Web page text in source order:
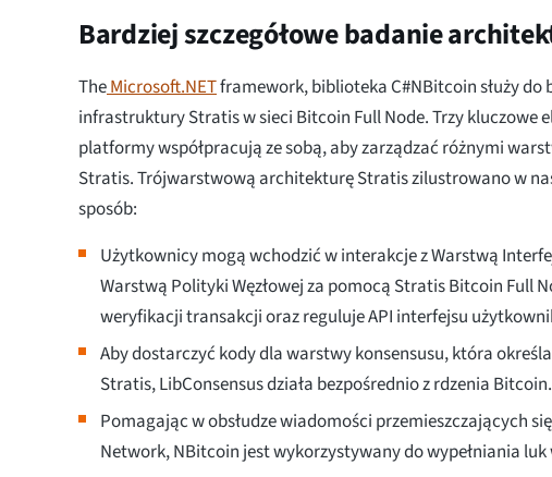
Bardziej szczegółowe badanie
TheMicrosoft.NETframework, biblioteka C#NBitcoin służy do
infrastruktury Stratis w sieci Bitcoin Full Node. Trzy kluczowe
platformy współpracują ze sobą, aby zarządzać różnymi
Stratis. Trójwarstwową architekturę Stratis zilustrowano w
sposób:
Użytkownicy mogą wchodzić w interakcje z Warstwą
Warstwą Polityki Węzłowej za pomocą Stratis Bitcoin Full
weryfikacji transakcji oraz reguluje API interfejsu
Aby dostarczyć kody dla warstwy konsensusu, która
Stratis, LibConsensus działa bezpośrednio z rdzenia Bitcoin.
Pomagając w obsłudze wiadomości przemieszczających
Network, NBitcoin jest wykorzystywany do wypełniania